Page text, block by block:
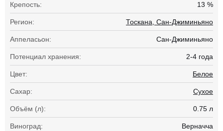
Крепость: 13 %
Регион: Тоскана, Сан-Джиминьяно
Аппеласьон: Сан-Джиминьяно
Потенциал хранения: 2-4 года
Цвет: Белое
Сахар: Сухое
Объём (л): 0.75 л
Виноград: Верначча